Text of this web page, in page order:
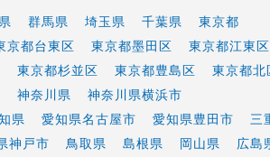
群馬県 埼玉県 千葉県
東京都
京都台東区 東京都墨田区
東京都江東区
東京都杉並区 東京都豊島区
東京都北
神奈川県
神奈川県横浜市
県 愛知県名古屋市 愛知県豊田市
三
神戸市 鳥取県 島根県 岡山県
広島